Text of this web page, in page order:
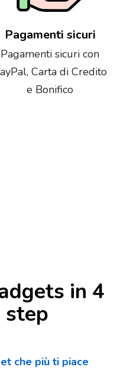
Pagamenti sicuri
Pagamenti sicuri con
Carta di Credito
e Bonifico
in 4
step
che più ti piace